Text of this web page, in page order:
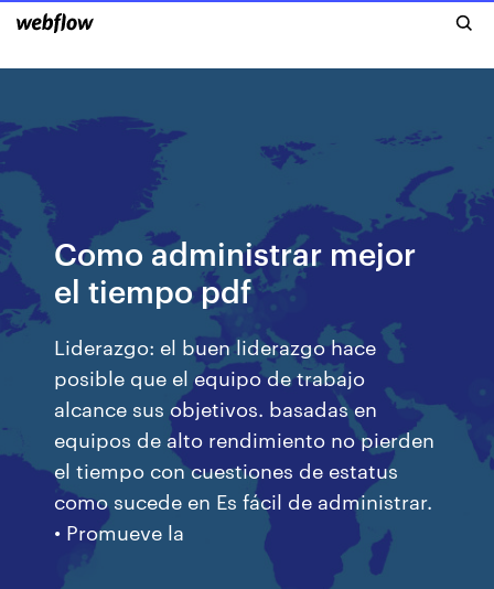
Como administrar mejor
el tiempo pdf
Liderazgo: el buen liderazgo hace
posible que el equipo de trabajo
alcance sus objetivos. basadas en
equipos de alto rendimiento no pierden
el tiempo con cuestiones de estatus
como sucede en Es fácil de administrar.
• Promueve la